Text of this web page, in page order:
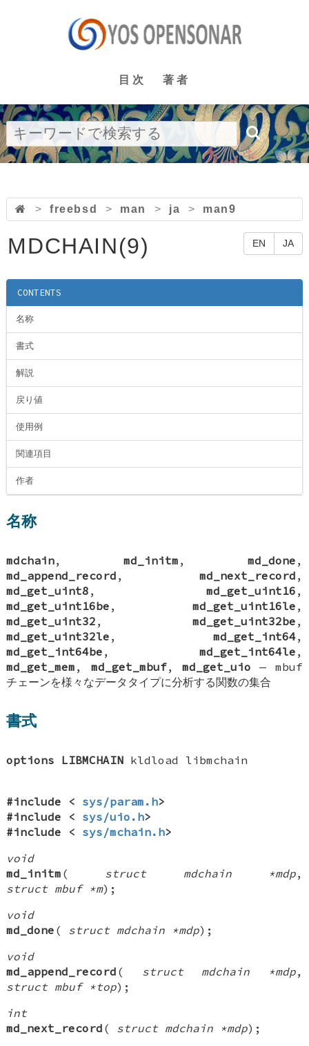
目次 著者
> freebsd > man > ja > man9
EN JA
MDCHAIN(9)
CONTENTS
名称
書式
解説
戻り値
使用例
関連項目
作者
名称
mdchain, md_initm , md_done ,
md_append_record , md_next_record ,
md_get_uint8 , md_get_uint16 ,
md_get_uint16be , md_get_uint16le ,
md_get_uint32 , md_get_uint32be ,
md_get_uint32le , md_get_int64,
md_get_int64be , md_get_int64le ,
md_get_mem , md_get_mbuf,md_get_uio — mbuf
チェーンを様々なデータタイプに分析する関数の集合
書式
options LIBMCHAIN kldload libmchain
#include < sys/param.h>
#include < sys/uio.h>
#include < sys/mchain.h>
void
md_initm ( struct mdchain *mdp,
struct mbuf *m);
void
md_done ( struct mdchain *mdp);
void
md_append_record ( struct mdchain *mdp,
struct mbuf *top);
int
md_next_record ( struct mdchain *mdp);